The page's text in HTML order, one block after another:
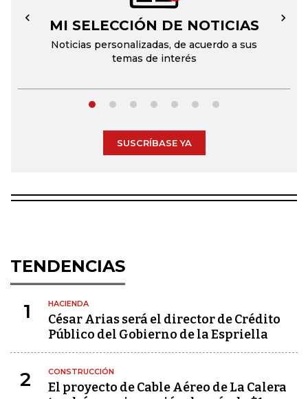
MI SELECCIÓN DE NOTICIAS
Noticias personalizadas, de acuerdo a sus
temas de interés
← →
SUSCRÍBASE YA
TENDENCIAS
1 HACIENDA
César Arias será el director de Crédito
Público del Gobierno de la Espriella
2 CONSTRUCCIÓN
El proyecto de Cable Aéreo de La Calera